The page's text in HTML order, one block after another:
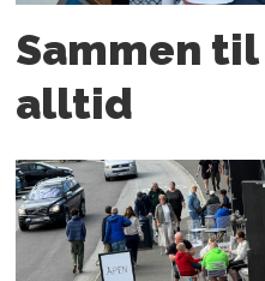
Sammen
alltid